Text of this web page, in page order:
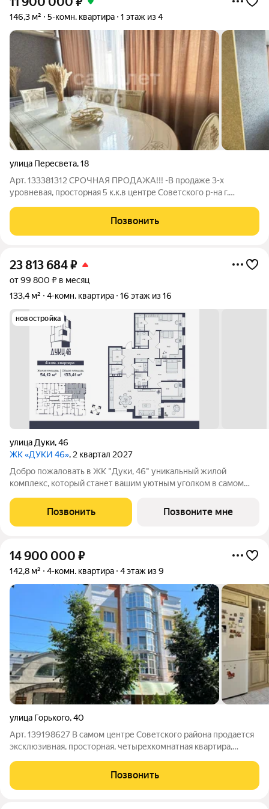
146,3 м² 5-комн. квартира 1 этаж из 4
улица Пересвета,18
Арт. 133381312 СРОЧНАЯ ПРОДАЖА!!! -В продаже 3-х
уровневая, просторная 5 к.к.в центре Советского р-на г.
Характеристики: -Новый евроремонт с использованием
высококачественных материалов -Продуманная
Позвонить
23 813 684₽
от 99 800 ₽ в месяц
133,4 м²
4-комн. квартира 16 этаж из 16
новостройка
улица Дуки,46
ЖК «ДУКИ 46», 2 квартал 2027
Добро пожаловать в ЖК "Дуки, 46" уникальный жилой
комплекс, который станет вашим уютным уголком в самом
комфорт-класса со встроенными торгово-офисными
помещениями и своей автономной котельной от
Позвонить Позвоните мне
14 900 000 ₽
142,8 м² 4-комн. квартира 4 этаж из 9
улица Горького,40
Арт. 139198627 В самом центре Советского района продается
эксклюзивная, просторная, четырехкомнатная квартира,
расположен в историческом центре города , в тихом дворе с
закрытой территорией,
Позвонить